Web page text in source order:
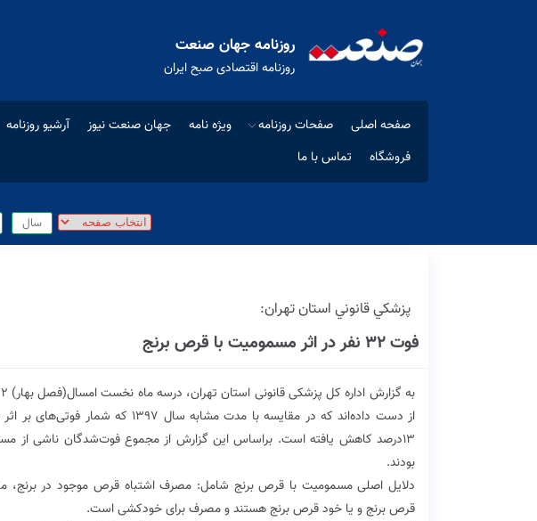
روزنامه جهان صنعت
روزنامه اقتصادی صبح ایران
صفحه اصلی صفحات روزنامه ویژه نامه جهان صنعت نیوز آرشیو روزنامه
فروشگاه
تماس با ما
پزشكي قانوني استان تهران:
فوت ۳۲ نفر در اثر مسمومیت با قرص برنج
بودند.
دلایل اصلی مسمومیت با قرص برنج شامل: مصرف اشتباه قرص موجود در برنج،
قرص برنج و یا خود قرص برنج هستند و مصرف برای خودکشی است.